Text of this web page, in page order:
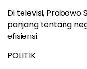
Di televisi, Prabowo
panjang tentang
efisiensi.
POLITIK